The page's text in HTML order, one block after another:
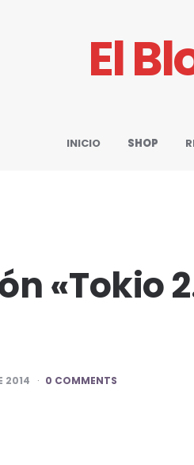
El
INICIO SHOP
«Tokio
2014 0 COMMENTS